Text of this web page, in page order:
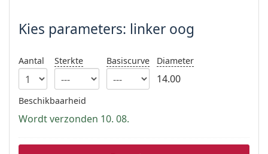
Kies parameters: linker oog
Aantal Sterkte Basiscurve Diameter
14.00
Beschikbaarheid
Wordt verzonden 10. 08.